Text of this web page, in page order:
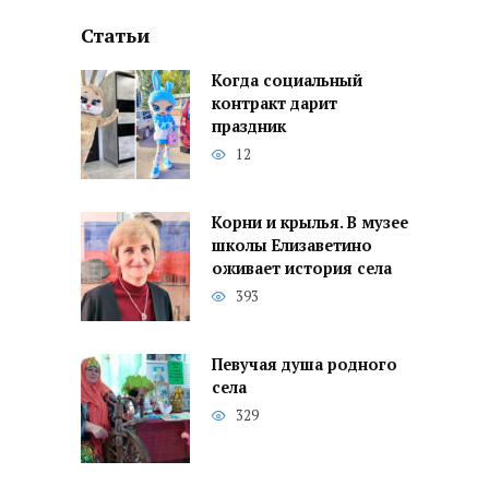
Статьи
Когда социальный
контракт дарит
праздник
12
Корни и крылья. В музее
школы Елизаветино
оживает история села
393
Певучая душа родного
села
329